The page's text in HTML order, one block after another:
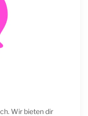
Wir bieten dir